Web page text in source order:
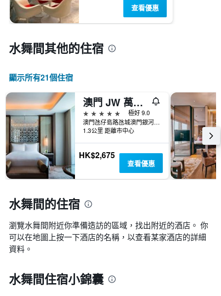
查看優惠
水舞間​其他的住宿
顯示所有21​個住宿
澳門 JW 萬豪酒店
5星級
極好 9.0
澳門氹仔島路氹城澳門銀河度假城
1.3公里 距離市中心
HK$2,675
查看優惠
水舞間的住宿
瀏覽水舞間​附近你準備造訪的區域，找出附近的酒店。 你
可以在地圖上按一下酒店的名稱，以查看某家酒店的詳細
資料。
水舞間住宿小錦囊